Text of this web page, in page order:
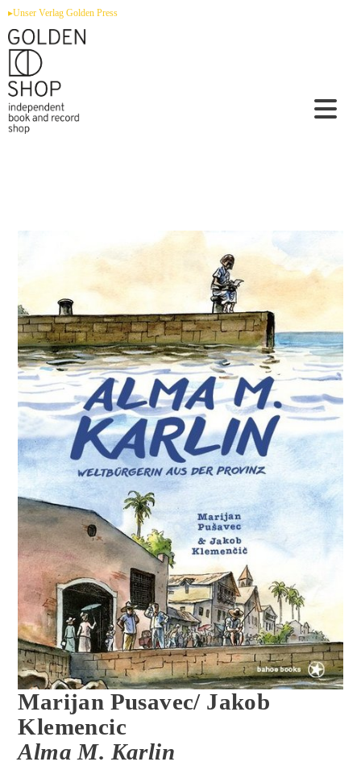
Zum
springen
▸Unser Verlag Golden Press
Marijan Pusavec/ Jakob
Klemencic
Alma M. Karlin